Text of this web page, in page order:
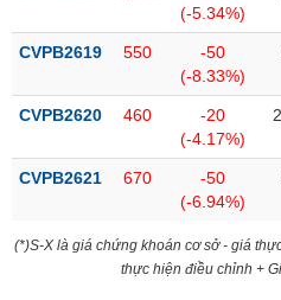
thuật
sơ
doanh
Tin
kiện
(-5.34%)
CVPB2619 550
-50
(-8.33%)
CVPB2620 460
-20
(-4.17%)
CVPB2621 670
-50
(-6.94%)
(*)S-X là giá chứng khoán cơ sở - giá
thực hiện điều chỉnh +
VẬT
CÔNG